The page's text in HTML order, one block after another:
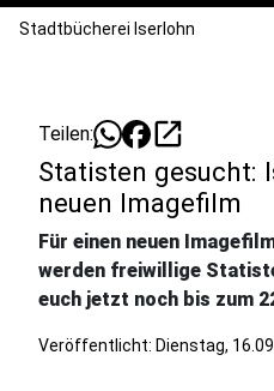
Stadtbücherei Iserlohn
Teilen: open_in_new
Statisten gesucht:
neuen Imagefilm
Für einen neuen
werden freiwillige
euch jetzt noch bis zum
Veröffentlicht: Dienstag,